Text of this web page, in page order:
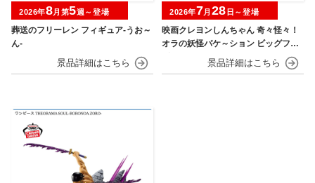
葬送のフリーレン フィギュア-うお～
ん-
2026年8月第5週～登場
映画クレヨンしんちゃん 奇々怪々！
オラの妖怪バケ～ション ビッグフィ
ギュア～野原しんのすけ～
2026年7月 28 日～登場